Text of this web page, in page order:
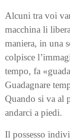
Alcuni tra voi
macchina li
maniera, in una
colpisce
tempo, fa
Guadagnare
Quando si va al
andarci a piedi.
Il possesso